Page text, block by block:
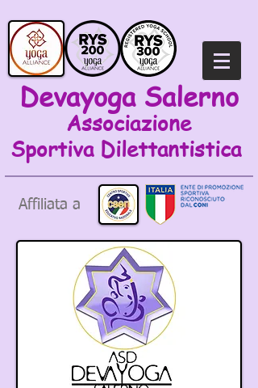
Devayoga Salerno
Associazione
Sportiva Dilettantistica
Affiliata a